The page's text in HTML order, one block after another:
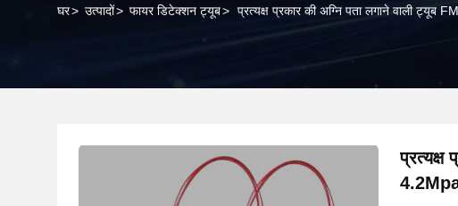
घर> उत्पादों> फायर डिटेक्शन ट्यूब> प्रत्यक्ष प्रकार की अग्नि पता लगाने वाली ट्यूब
प्रत्यक्ष